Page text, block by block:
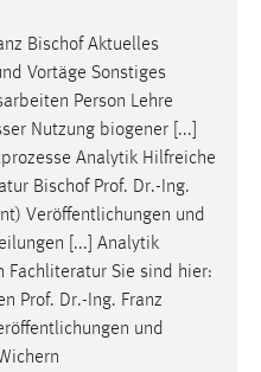
Bischof Aktuelles
Vortäge Sonstiges
Person Lehre
Nutzung biogener [...]
Analytik Hilfreiche
Bischof Prof. Dr.-Ing.
Veröffentlichungen und
[...] Analytik
Fachliteratur Sie sind hier:
Prof. Dr.-Ing. Franz
und